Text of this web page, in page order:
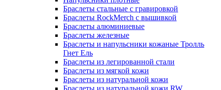
Браслеты стальные с гравировкой
Браслеты RockMerch с вышивкой
Браслеты алюминиевые
Браслеты железные
Браслеты и напульсники кожаные Тролль
Гнет Ель
Браслеты из легированной стали
Браслеты из мягкой кожи
Браслеты из натуральной кожи
Браслеты из натуральной кожи RW